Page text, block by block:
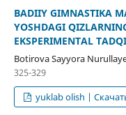
BADIIY GIMNASTIKA
YOSHDAGI
EKSPERIMENTAL
Botirova Sayyora
325-329
yuklab olish |